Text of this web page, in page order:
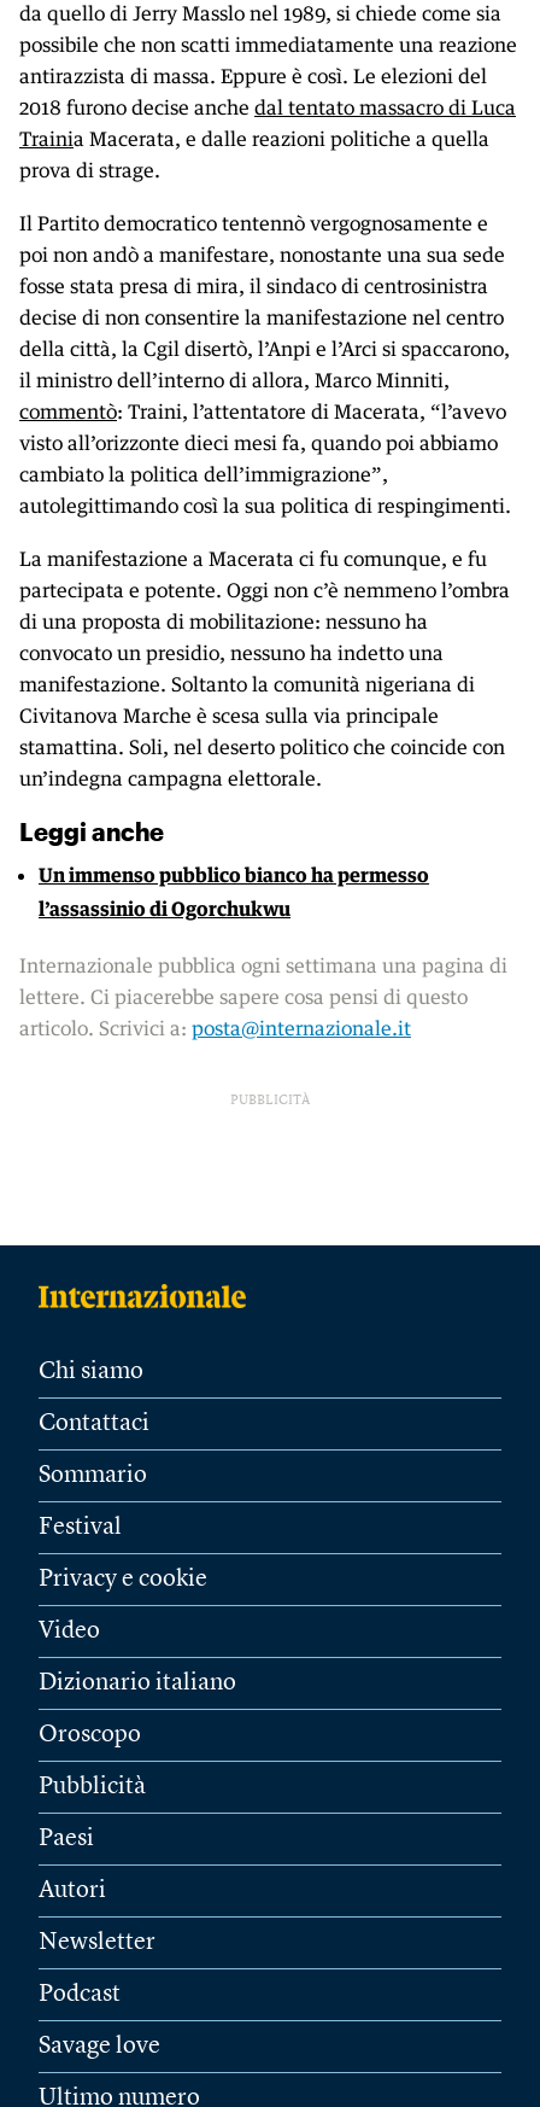
da quello di Jerry Masslo nel 1989, si chiede come sia
possibile che non scatti immediatamente una reazione
antirazzista di massa. Eppure è così. Le elezioni del
2018 furono decise anche dal tentato massacro di Luca
Trainia Macerata, e dalle reazioni politiche a quella
prova di strage.
Il Partito democratico tentennò vergognosamente e
poi non andò a manifestare, nonostante una sua sede
fosse stata presa di mira, il sindaco di centrosinistra
decise di non consentire la manifestazione nel centro
della città, la Cgil disertò, l’Anpi e l’Arci si spaccarono,
il ministro dell’interno di allora, Marco Minniti,
commentò: Traini, l’attentatore di Macerata, “l’avevo
visto all’orizzonte dieci mesi fa, quando poi abbiamo
cambiato la politica dell’immigrazione”,
autolegittimando così la sua politica di respingimenti.
La manifestazione a Macerata ci fu comunque, e fu
partecipata e potente. Oggi non c’è nemmeno l’ombra
di una proposta di mobilitazione: nessuno ha
convocato un presidio, nessuno ha indetto una
manifestazione. Soltanto la comunità nigeriana di
Civitanova Marche è scesa sulla via principale
stamattina. Soli, nel deserto politico che coincide con
un’indegna campagna elettorale.
Leggi anche
Un immenso pubblico bianco ha permesso
l’assassinio di Ogorchukwu
Internazionale pubblica ogni settimana una pagina di
lettere. Ci piacerebbe sapere cosa pensi di questo
articolo. Scrivici a: posta@internazionale.it
PUBBLICITÀ
Chi siamo
Contattaci
Sommario
Festival
Privacy e cookie
Video
Dizionario italiano
Oroscopo
Pubblicità
Paesi
Autori
Newsletter
Podcast
Savage love
Ultimo numero